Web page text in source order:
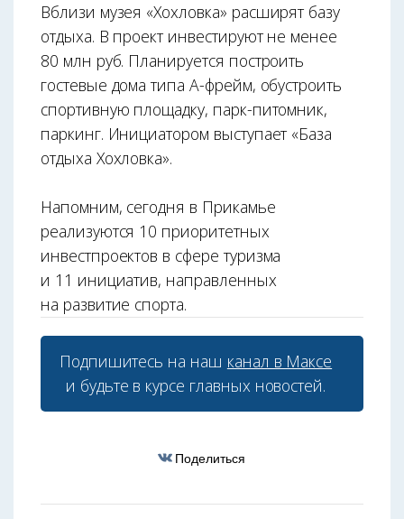
Вблизи музея «Хохловка» расширят базу
отдыха. В проект инвестируют не менее
80 млн руб. Планируется построить
гостевые дома типа А-фрейм, обустроить
спортивную площадку, парк-питомник,
паркинг. Инициатором выступает «База
отдыха Хохловка».
Напомним, сегодня в Прикамье
реализуются 10 приоритетных
инвестпроектов в сфере туризма
и 11 инициатив, направленных
на развитие спорта.
Подпишитесь на наш канал в Максе
и будьте в курсе главных новостей.
Поделиться